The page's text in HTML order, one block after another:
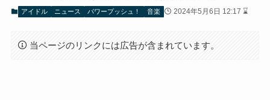
アイドル ニュース パワープッシュ！ 音楽 2024年5月6日 12:17 ⌛
当ページのリンクには広告が含まれています。